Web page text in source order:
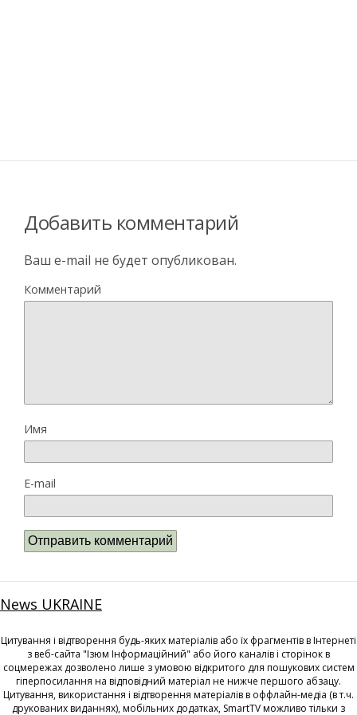
Добавить комментарий
Ваш e-mail не будет опубликован.
Комментарий
Имя
E-mail
News UKRAINE
Цитування і відтворення будь-яких матеріалів або їх фрагментів в Інтернеті
з веб-сайта "Ізюм Інформаційний" або його каналів і сторінок в
соцмережах дозволено лише з умовою відкритого для пошукових систем
гіперпосилання на відповідний матеріал не нижче першого абзацу.
Цитування, використання і відтворення матеріалів в оффлайн-медіа (в т.ч.
друкованих виданнях), мобільних додатках, SmartTV можливо тільки з